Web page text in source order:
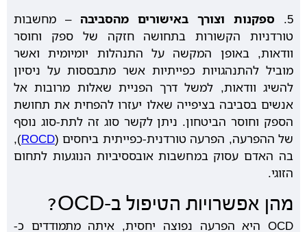
5.
ספקנות וצורך באישורים מהסביבה – מחשבות
טורדניות הקשורות בתחושה חזקה של ספק וחוסר
וודאות, באופן המקשה על התנהלות יומיומית ואשר
מוביל להתנהגויות כפייתיות אשר מתבססות על ניסיון
להשיג וודאות, למשל דרך הפניית שאלות מרובות אל
אנשים בסביבה בציפייה שאלו יעזרו להפחית את תחושת
הספק וחוסר הביטחון. ניתן לקשר סוג זה לתת-סוג נוסף
של ההפרעה, הפרעה טורדנית-כפייתית ביחסים (ROCD
),
בה האדם עסוק במחשבות אובססיביות הנוגעות לתחום
הזוגי.
מהן אפשרויות הטיפול ב-OCD?
OCD היא הפרעה נפוצה יחסית, איתה מתמודדים כ-